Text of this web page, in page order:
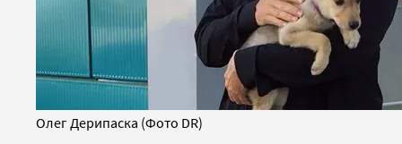
Олег Дерипаска (Фото DR)